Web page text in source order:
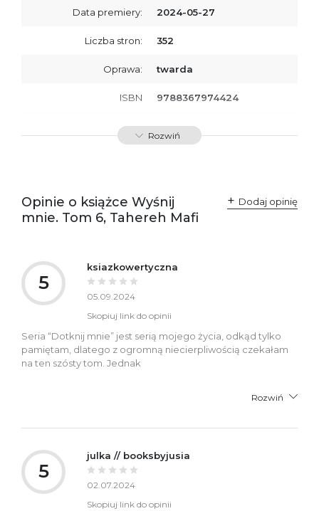
Data premiery: 2024-05-27
Liczba stron: 352
Oprawa: twarda
ISBN 9788367974424
SKU: K800695
Rozwiń
Opinie o książce Wyśnij
mnie. Tom 6, Tahereh Mafi
Dodaj opinię
5
ksiazkowertyczna
05.09.2024
Skopiuj link do opinii
Seria “Dotknij mnie” jest serią mojego życia, odkąd tylko
pamiętam, dlatego z ogromną niecierpliwością czekałam
na ten szósty tom. Jednak
Rozwiń
5
julka // booksbyjusia
02.07.2024
Skopiuj link do opinii